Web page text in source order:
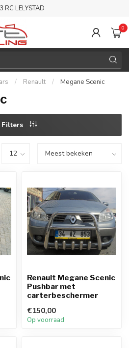
LELYSTAD
0
/ Renault / Megane Scenic
Filters
Renault Megane Scenic
Pushbar met
carterbeschermer
€150,00
Op voorraad